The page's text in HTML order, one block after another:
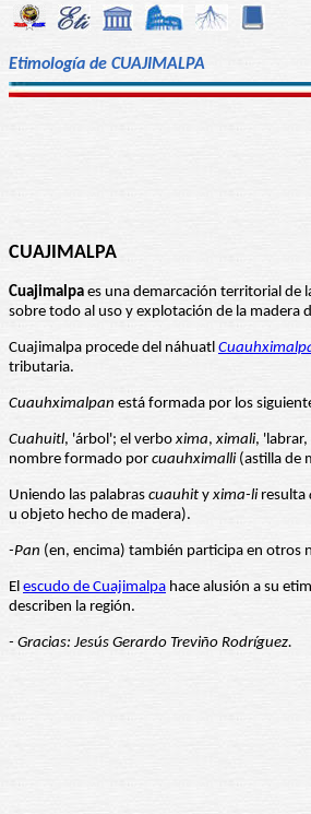
Etimología de CUAJIMALPA
CUAJIMALPA
Cuajimalpa es una demarcación territorial de
sobre todo al uso y explotación de la madera
Cuajimalpa procede del náhuatl
tributaria.
Cuauhximalpan está formada por los
Cuahuitl, 'árbol'; el verbo xima, ximali,
nombre formado por cuauhximalli(astilla de
Uniendo las palabras cuauhit y xima-liresulta
u objeto hecho de madera).
-Pan (en, encima) también participa en otros
El escudo de Cuajimalpa hace alusión a su
describen la región.
- Gracias: Jesús Gerardo Treviño Rodríguez.